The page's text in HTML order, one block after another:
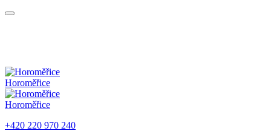
Horoměřice
Horoměřice
+420 220 970 240